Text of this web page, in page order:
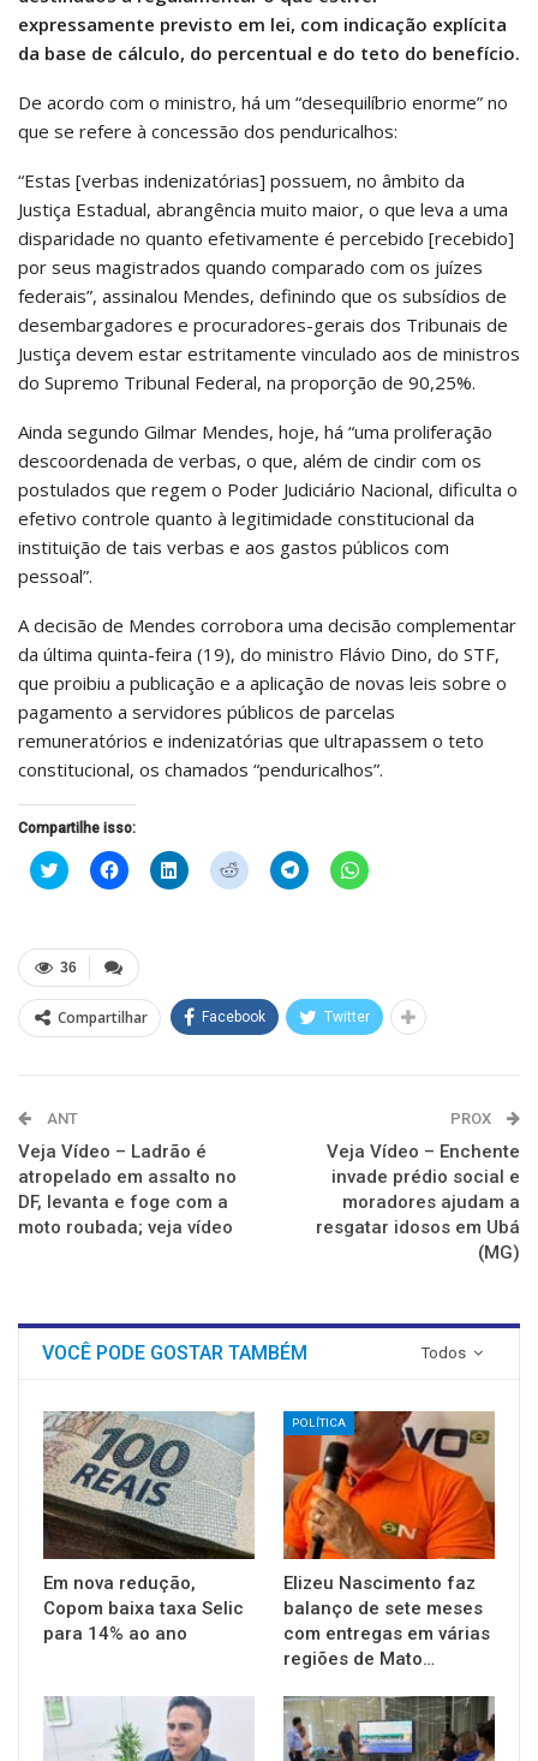
expressamente previsto em lei, com indicação explícita
da base de cálculo, do percentual e do teto do benefício.
De acordo com o ministro, há um “desequilíbrio enorme” no
que se refere à concessão dos penduricalhos:
“Estas [verbas indenizatórias] possuem, no âmbito da
Justiça Estadual, abrangência muito maior, o que leva a uma
disparidade no quanto efetivamente é percebido [recebido]
por seus magistrados quando comparado com os juízes
federais”, assinalou Mendes, definindo que os subsídios de
desembargadores e procuradores-gerais dos Tribunais de
Justiça devem estar estritamente vinculado aos de ministros
do Supremo Tribunal Federal, na proporção de 90,25%.
Ainda segundo Gilmar Mendes, hoje, há “uma proliferação
descoordenada de verbas, o que, além de cindir com os
postulados que regem o Poder Judiciário Nacional, dificulta o
efetivo controle quanto à legitimidade constitucional da
instituição de tais verbas e aos gastos públicos com
pessoal”.
A decisão de Mendes corrobora uma decisão complementar
da última quinta-feira (19), do ministro Flávio Dino, do STF,
que proibiu a publicação e a aplicação de novas leis sobre o
pagamento a servidores públicos de parcelas
remuneratórios e indenizatórias que ultrapassem o teto
constitucional, os chamados “penduricalhos”.
Compartilhe isso:
Clique
para
em
nova
janela)
Clique
para
em
nova
janela)
Clique
para
Clique
para
Clique
para
Clique
para
36
Compartilhar Facebook Twitter
ANT
Veja Vídeo – Ladrão é
atropelado em assalto no
DF, levanta e foge com a
moto roubada; veja vídeo
PROX
Veja Vídeo – Enchente
invade prédio social e
moradores ajudam a
resgatar idosos em Ubá
(MG)
Todos
VOCÊ PODE GOSTAR TAMBÉM
Em nova redução,
Copom baixa taxa Selic
para 14% ao ano
POLÍTICA
Elizeu Nascimento faz
balanço de sete meses
com entregas em várias
regiões de Mato…